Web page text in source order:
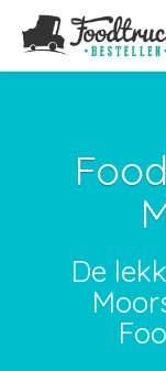
De